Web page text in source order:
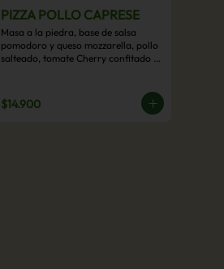
PIZZA POLLO CAPRESE
Masa a la piedra, base de salsa
pomodoro y queso mozzarella, pollo
salteado, tomate Cherry confitado y
$14.900